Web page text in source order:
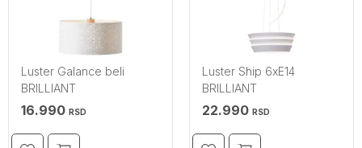
Luster Galance beli
BRILLIANT
16.990 RSD
Luster Ship 6xE14
BRILLIANT
22.990 RSD